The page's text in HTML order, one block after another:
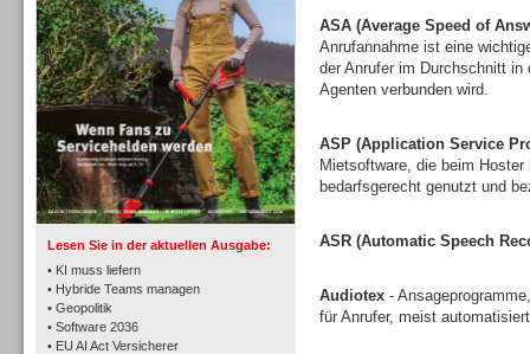
Lesen Sie in der aktuellen Ausgabe:
• KI muss liefern
• Hybride Teams managen
• Geopolitik
• Software 2036
• EU AI Act Versicherer
TK- und ACD-Systeme
Workforce-Management
ASA (Average Speed of
Anrufannahme ist eine
der Anrufer im Durchschnitt
Agenten verbunden wird.
ASP (Application Service
Mietsoftware, die beim
bedarfsgerecht genutzt und
ASR (Automatic Speech
Audiotex -
für Anrufer, meist